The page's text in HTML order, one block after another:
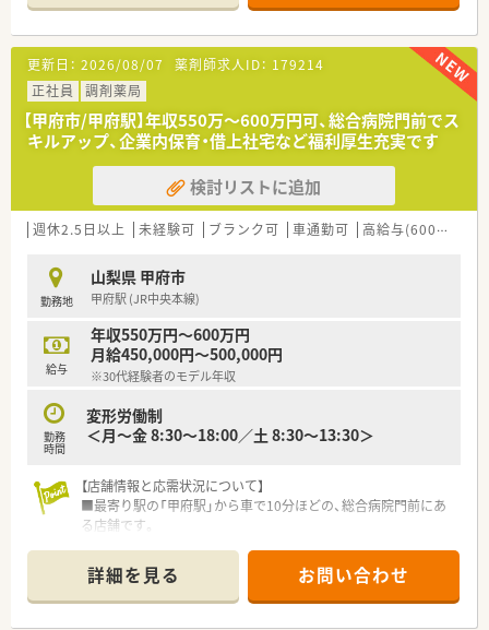
■山梨県内で17店舗の薬局を運営するほか居宅介護支援事業も
展開しており、地域の健康を包括的に支えている安定した法人で
す。
■社長自らが薬剤師として現場に立ち続けているため、現場スタ
ッフが抱える悩みや意見を柔軟に反映してもらえる風土があり
ます。
■本部常駐のラウンダーが各店舗の休みをバックアップしてお
り、有給休暇の取得や急な欠員時にも融通が利きやすいのが特徴
です。
【店舗情報と応需状況について】
■甲府駅から徒歩10分の好立地にあり、近隣の内科クリニック
や整形外科からの処方箋をメインに応需している調剤薬局で
す。
■1日あたりの処方箋枚数は平均50枚程度で、特定の科目に偏り
すぎず幅広い知識を維持しながら、安定して勤務できる環境で
す。
■医薬品の採用品目数は1,200品目を超えており、多様な処方内
容に対応することで、地域住民の健康を支える役割を担っていま
【募集背景と求める人物像について】
される薬局の一員として、腰を据えて長く働ける方を求めていま
す。
■調剤経験をお持ちの方はもちろん、経験が浅い場合でも日々の
業務に対して真摯に向き合い、前向きに学べる姿勢を重視いたし
ます。
■患者様の悩みや相談に対してじっくりと向き合える、誠実なコ
ミュニケーション能力と、粘り強く仕事に取り組める方を歓迎し
ます。
【こんな取り組みをしています】
ー等を通じて、病気になる前の健康維持をサポートする活動をし
ています。
■24時間の患者様お薬相談対応を実施しており、調剤だけにと
■企業内保育制度を取り入れているため、子育て中の薬剤師が仕
事と育児を両立させながら、キャリアを継続できる環境を整えて
更新日： 2026/08/07 薬剤師求人ID： 179214
正社員
調剤薬局
【甲府市/甲府駅】年収550万～600万円可、総合病院門前でス
キルアップ、企業内保育・借上社宅など福利厚生充実です
検討リストに追加
週休2.5日以上 未経験可 ブランク可 車通勤可 高給与(600万円以上)
勤務地
山梨県 甲府市
甲府駅 (JR中央本線)
給与
年収550万円～600万円
月給450,000円～500,000円
※30代経験者のモデル年収
勤務
時間
変形労働制
＜月～金 8:30～18:00／土 8:30～13:30＞
【店舗情報と応需状況について】
■最寄り駅の「甲府駅」から車で10分ほどの、総合病院門前にあ
る店舗です。
目を応需しています。
■処方箋は1日平均40枚程度で、薬剤師は常勤1名とパート8名が
在籍しています。
詳細を見る お問い合わせ